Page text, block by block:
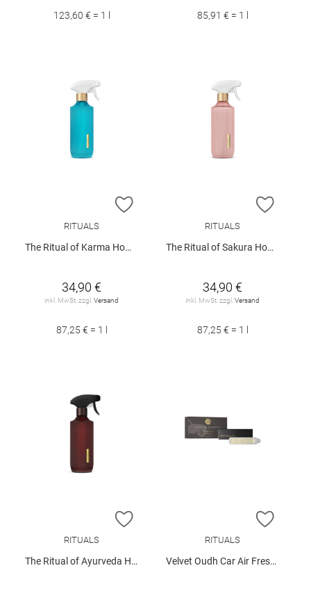
123,60 € = 1 l 85,91 € = 1 l
ZUR WUNSCHLISTE HINZUFÜGEN
RITUALS
The Ritual of Karma Home Perfume 400ml
34,90 €
inkl. MwSt. zzgl. Versand
87,25 € = 1 l
ZUR
RITUALS
The Ritual of Sakura Home Perfume 400ml
34,90 €
inkl. MwSt. zzgl. Versand
87,25 € = 1 l
ZUR WUNSCHLISTE HINZUFÜGEN
RITUALS
The Ritual of Ayurveda Home Perfume 400ml
ZUR
RITUALS
Velvet Oudh Car Air Freshener